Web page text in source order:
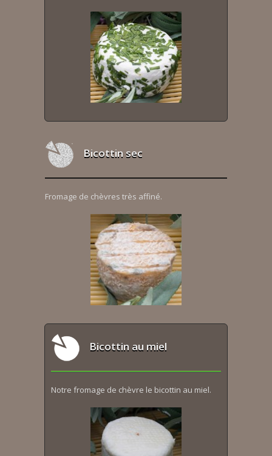
Bicottin sec
Fromage de chèvres très affiné.
Bicottin au miel
Notre fromage de chèvre le bicottin au miel.